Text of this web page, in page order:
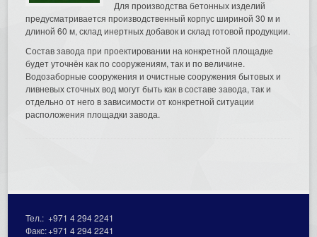
Для производства бетонных изделий
предусматривается производственный корпус шириной 30 м и
длиной 60 м, склад инертных добавок и склад готовой продукции.
Состав завода при проектировании на конкретной площадке
будет уточнён как по сооружениям, так и по величине.
Водозаборные сооружения и очистные сооружения бытовых и
ливневых сточных вод могут быть как в составе завода, так и
отдельно от него в зависимости от конкретной ситуации
расположения площадки завода.
Тел.:+971 4 294 2241
Факс:+971 4 294 2241